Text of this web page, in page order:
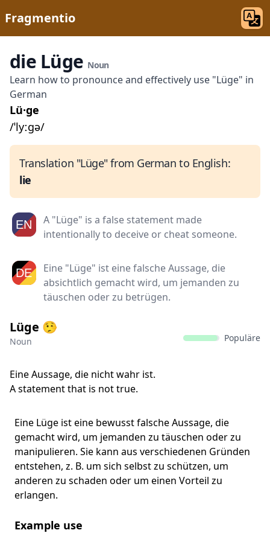
Fragmentio
die Lüge Noun
Learn how to pronounce and effectively use "Lüge" in
German
Lü·ge
/ˈlyːɡə/
Translation "Lüge" from German to English:
lie
A "Lüge" is a false statement made
intentionally to deceive or cheat someone.
Eine "Lüge" ist eine falsche Aussage, die
absichtlich gemacht wird, um jemanden zu
täuschen oder zu betrügen.
Lüge 🤥
Noun Populäre
Eine Aussage, die nicht wahr ist.
A statement that is not true.
Eine Lüge ist eine bewusst falsche Aussage, die
gemacht wird, um jemanden zu täuschen oder zu
manipulieren. Sie kann aus verschiedenen Gründen
entstehen, z. B. um sich selbst zu schützen, um
anderen zu schaden oder um einen Vorteil zu
erlangen.
Example use